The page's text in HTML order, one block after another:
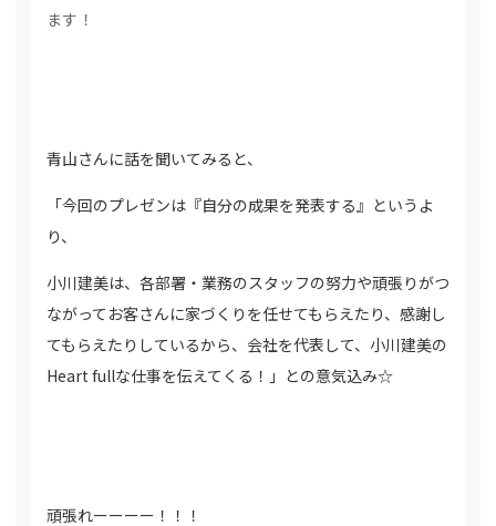
ます！
青山さんに話を聞いてみると、
「今回のプレゼンは『自分の成果を発表する』というよ
り、
小川建美は、各部署・業務のスタッフの努力や頑張りがつ
ながってお客さんに家づくりを任せてもらえたり、感謝し
てもらえたりしているから、会社を代表して、小川建美の
Heart fullな仕事を伝えてくる！」との意気込み☆
頑張れーーーー！！！